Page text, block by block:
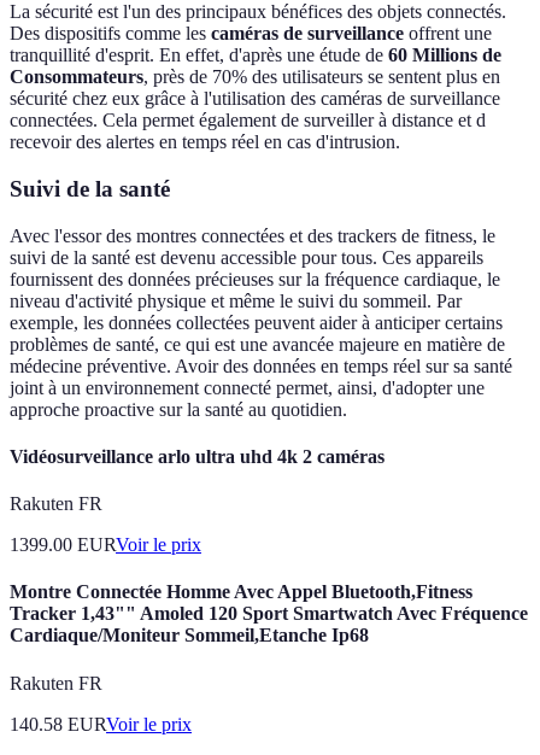
La sécurité est l'un des principaux bénéfices des objets connectés.
Des dispositifs comme les caméras de surveillance offrent une
tranquillité d'esprit. En effet, d'après une étude de 60 Millions de
Consommateurs, près de 70% des utilisateurs se sentent plus en
sécurité chez eux grâce à l'utilisation des caméras de surveillance
connectées. Cela permet également de surveiller à distance et d
recevoir des alertes en temps réel en cas d'intrusion.
Suivi de la santé
Avec l'essor des montres connectées et des trackers de fitness, le
suivi de la santé est devenu accessible pour tous. Ces appareils
fournissent des données précieuses sur la fréquence cardiaque, le
niveau d'activité physique et même le suivi du sommeil. Par
exemple, les données collectées peuvent aider à anticiper certains
problèmes de santé, ce qui est une avancée majeure en matière de
médecine préventive. Avoir des données en temps réel sur sa santé
joint à un environnement connecté permet, ainsi, d'adopter une
approche proactive sur la santé au quotidien.
Vidéosurveillance arlo ultra uhd 4k 2 caméras
Rakuten FR
1399.00 EURVoir le prix
Montre Connectée Homme Avec Appel Bluetooth,Fitness
Tracker 1,43"" Amoled 120 Sport Smartwatch Avec Fréquence
Cardiaque/Moniteur Sommeil,Etanche Ip68
Rakuten FR
140.58 EURVoir le prix